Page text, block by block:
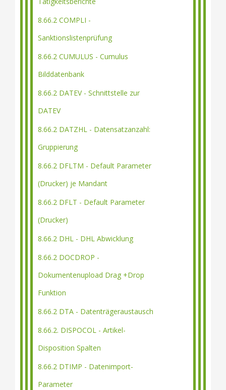
8.66.2 COMPLI -
Sanktionslistenprüfung
8.66.2 CUMULUS - Cumulus
Bilddatenbank
8.66.2 DATEV - Schnittstelle zur
DATEV
8.66.2 DATZHL - Datensatzanzahl:
Gruppierung
8.66.2 DFLTM - Default Parameter
(Drucker) je Mandant
8.66.2 DFLT - Default Parameter
(Drucker)
8.66.2 DHL - DHL Abwicklung
8.66.2 DOCDROP -
Dokumentenupload Drag +Drop
Funktion
8.66.2 DTA - Datenträgeraustausch
8.66.2. DISPOCOL - Artikel-
Disposition Spalten
8.66.2 DTIMP - Datenimport-
Parameter